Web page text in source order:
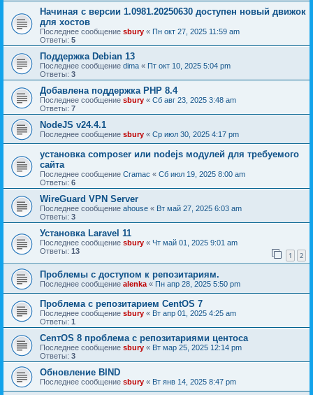
Начиная с версии 1.0981.20250630 доступен новый движок
для хостов
Последнее сообщение sbury « Пн окт 27, 2025 11:59 am
Ответы: 5
Поддержка Debian 13
Последнее сообщение dima « Пт окт 10, 2025 5:04 pm
Ответы: 3
Добавлена поддержка PHP 8.4
Последнее сообщение sbury « Сб авг 23, 2025 3:48 am
Ответы: 7
NodeJS v24.4.1
Последнее сообщение sbury « Ср июл 30, 2025 4:17 pm
установка composer или nodejs модулей для требуемого
сайта
Последнее сообщение Cramac « Сб июл 19, 2025 8:00 am
Ответы: 6
WireGuard VPN Server
Последнее сообщение ahouse « Вт май 27, 2025 6:03 am
Ответы: 3
Установка Laravel 11
Последнее сообщение sbury « Чт май 01, 2025 9:01 am
Ответы: 13 1 2
Проблемы с доступом к репозитариям.
Последнее сообщение alenka « Пн апр 28, 2025 5:50 pm
Проблема с репозитарием CentOS 7
Последнее сообщение sbury « Вт апр 01, 2025 4:25 am
Ответы: 1
CenтOS 8 проблема с репозитариями центоса
Последнее сообщение sbury « Вт мар 25, 2025 12:14 pm
Ответы: 3
Обновление BIND
Последнее сообщение sbury « Вт янв 14, 2025 8:47 pm